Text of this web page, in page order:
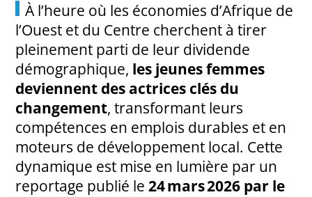
À l’heure où les économies d’Afrique de
l’Ouest et du Centre cherchent à tirer
pleinement parti de leur dividende
démographique, les jeunes femmes
deviennent des actrices clés du
changement, transformant leurs
compétences en emplois durables et en
moteurs de développement local. Cette
dynamique est mise en lumière par un
reportage publié le24 mars 2026 par le